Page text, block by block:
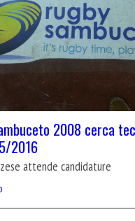
2008 cerca
2016
attende candidature